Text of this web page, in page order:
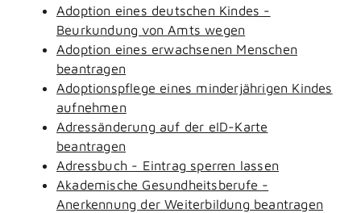
Adoption eines deutschen Kindes -
Beurkundung von Amts wegen
Adoption eines erwachsenen Menschen
beantragen
Adoptionspflege eines minderjährigen Kindes
aufnehmen
Adressänderung auf der eID-Karte
beantragen
Adressbuch - Eintrag sperren lassen
Akademische Gesundheitsberufe -
Anerkennung der Weiterbildung beantragen